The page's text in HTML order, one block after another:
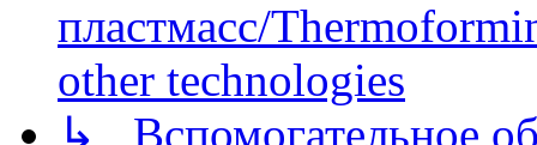
пластмасс/
other technologies
↳ Вспомогательное